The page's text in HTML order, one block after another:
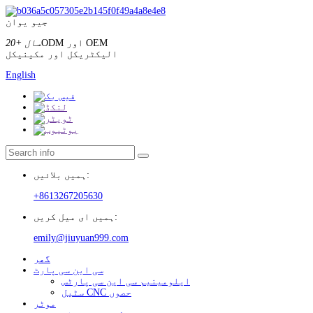
جیو یوان
20+ سال
ODM اور OEM
الیکٹریکل اور مکینیکل
English
ہمیں بلائیں:
+8613267205630
ہمیں ای میل کریں:
emily@jiuyuan999.com
گھر
سی این سی پارٹ
ایلومینیم سی این سی پارٹس
سٹیل CNC حصوں
موٹر